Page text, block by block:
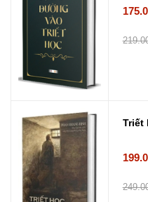
Triết